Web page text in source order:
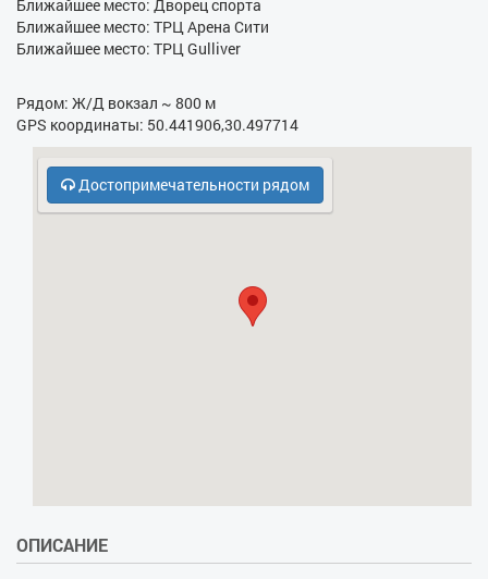
Ближайшее место: Дворец спорта
Ближайшее место: ТРЦ Арена Сити
Ближайшее место: ТРЦ Gulliver
Рядом: Ж/Д вокзал ~ 800 м
GPS координаты: 50.441906,30.497714
Достопримечательности рядом
ОПИСАНИЕ